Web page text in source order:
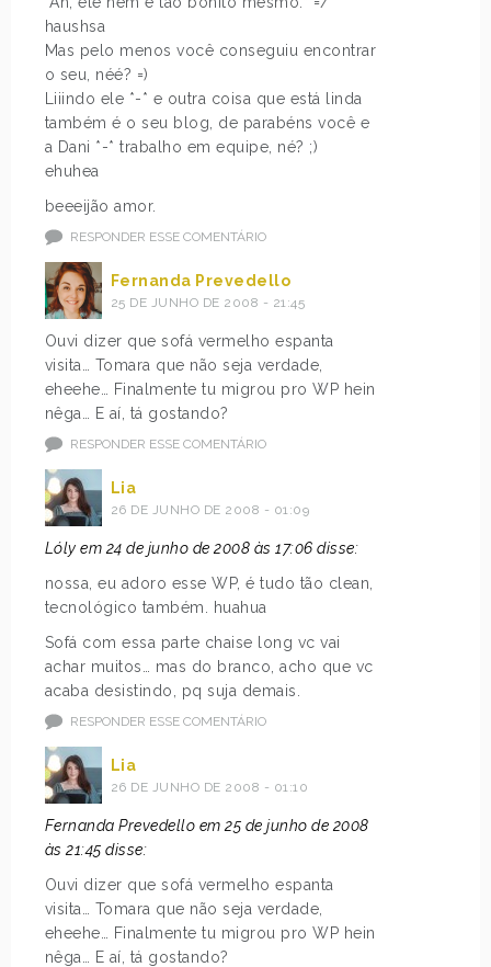
haushsa
Mas pelo menos você conseguiu encontrar
o seu, néé? =)
Liiindo ele *-* e outra coisa que está linda
também é o seu blog, de parabéns você e
a Dani *-* trabalho em equipe, né? ;)
ehuhea
beeeijão amor.
RESPONDER ESSE COMENTÁRIO
Fernanda Prevedello
25 DE JUNHO DE 2008 - 21:45
Ouvi dizer que sofá vermelho espanta
visita… Tomara que não seja verdade,
eheehe… Finalmente tu migrou pro WP hein
nêga… E aí, tá gostando?
RESPONDER ESSE COMENTÁRIO
Lia
26 DE JUNHO DE 2008 - 01:09
Lóly em 24 de junho de 2008 às 17:06 disse:
nossa, eu adoro esse WP, é tudo tão clean,
tecnológico também. huahua
Sofá com essa parte chaise long vc vai
achar muitos… mas do branco, acho que vc
acaba desistindo, pq suja demais.
RESPONDER ESSE COMENTÁRIO
Lia
26 DE JUNHO DE 2008 - 01:10
Fernanda Prevedello em 25 de junho de 2008
às 21:45 disse:
Ouvi dizer que sofá vermelho espanta
visita… Tomara que não seja verdade,
eheehe… Finalmente tu migrou pro WP hein
nêga… E aí, tá gostando?